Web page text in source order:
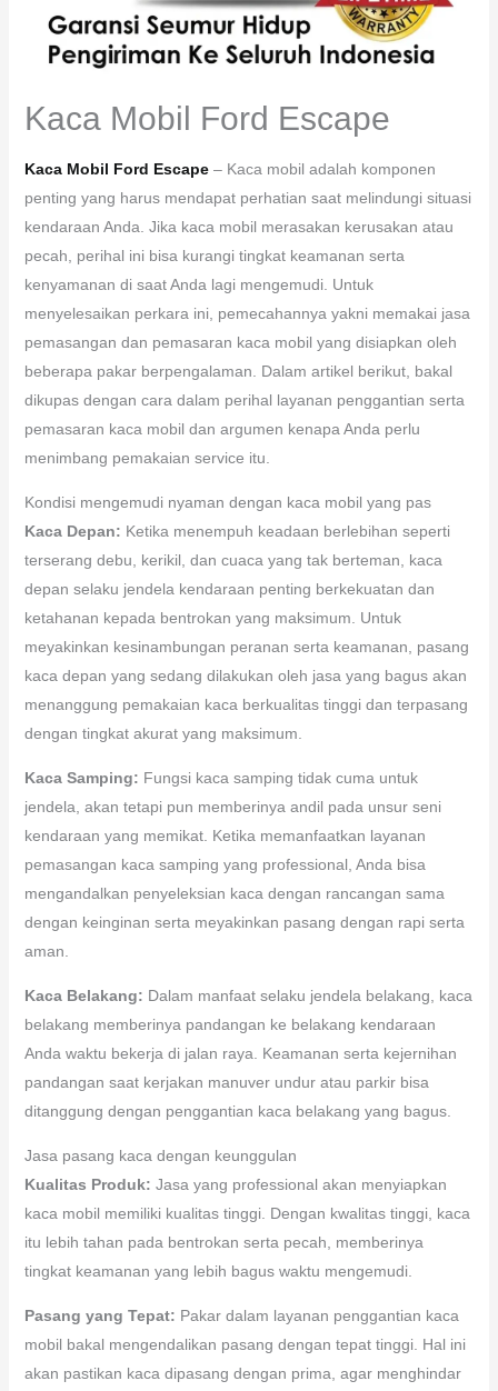
Kaca Mobil Ford Escape
Kaca Mobil Ford Escape – Kaca mobil adalah komponen
penting yang harus mendapat perhatian saat melindungi situasi
kendaraan Anda. Jika kaca mobil merasakan kerusakan atau
pecah, perihal ini bisa kurangi tingkat keamanan serta
kenyamanan di saat Anda lagi mengemudi. Untuk
menyelesaikan perkara ini, pemecahannya yakni memakai jasa
pemasangan dan pemasaran kaca mobil yang disiapkan oleh
beberapa pakar berpengalaman. Dalam artikel berikut, bakal
dikupas dengan cara dalam perihal layanan penggantian serta
pemasaran kaca mobil dan argumen kenapa Anda perlu
menimbang pemakaian service itu.
Kondisi mengemudi nyaman dengan kaca mobil yang pas
Kaca Depan: Ketika menempuh keadaan berlebihan seperti
terserang debu, kerikil, dan cuaca yang tak berteman, kaca
depan selaku jendela kendaraan penting berkekuatan dan
ketahanan kepada bentrokan yang maksimum. Untuk
meyakinkan kesinambungan peranan serta keamanan, pasang
kaca depan yang sedang dilakukan oleh jasa yang bagus akan
menanggung pemakaian kaca berkualitas tinggi dan terpasang
dengan tingkat akurat yang maksimum.
Kaca Samping: Fungsi kaca samping tidak cuma untuk
jendela, akan tetapi pun memberinya andil pada unsur seni
kendaraan yang memikat. Ketika memanfaatkan layanan
pemasangan kaca samping yang professional, Anda bisa
mengandalkan penyeleksian kaca dengan rancangan sama
dengan keinginan serta meyakinkan pasang dengan rapi serta
aman.
Kaca Belakang: Dalam manfaat selaku jendela belakang, kaca
belakang memberinya pandangan ke belakang kendaraan
Anda waktu bekerja di jalan raya. Keamanan serta kejernihan
pandangan saat kerjakan manuver undur atau parkir bisa
ditanggung dengan penggantian kaca belakang yang bagus.
Jasa pasang kaca dengan keunggulan
Kualitas Produk: Jasa yang professional akan menyiapkan
kaca mobil memiliki kualitas tinggi. Dengan kwalitas tinggi, kaca
itu lebih tahan pada bentrokan serta pecah, memberinya
tingkat keamanan yang lebih bagus waktu mengemudi.
Pasang yang Tepat: Pakar dalam layanan penggantian kaca
mobil bakal mengendalikan pasang dengan tepat tinggi. Hal ini
akan pastikan kaca dipasang dengan prima, agar menghindar